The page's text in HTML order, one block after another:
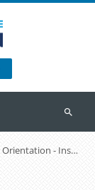
Orientation - Insertion